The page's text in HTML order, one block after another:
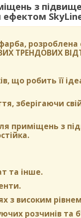
з
розроблена
ТРЕНДОВИХ
що робить її
зберігаючи
приміщень з
та інше.
з високим
розчинів та